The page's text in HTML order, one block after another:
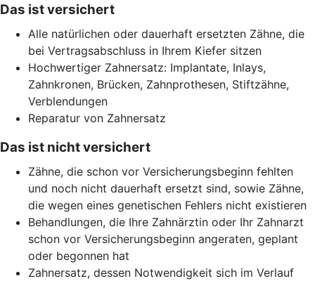
Das ist versichert
Alle natürlichen oder dauerhaft ersetzten Zähne, die
bei Vertragsabschluss in Ihrem Kiefer sitzen
Hochwertiger Zahnersatz: Implantate, Inlays,
Zahnkronen, Brücken, Zahnprothesen, Stiftzähne,
Verblendungen
Reparatur von Zahnersatz
Das ist nicht versichert
Zähne, die schon vor Versicherungsbeginn fehlten
und noch nicht dauerhaft ersetzt sind, sowie Zähne,
die wegen eines genetischen Fehlers nicht existieren
Behandlungen, die Ihre Zahnärztin oder Ihr Zahnarzt
schon vor Versicherungsbeginn angeraten, geplant
oder begonnen hat
Zahnersatz, dessen Notwendigkeit sich im Verlauf